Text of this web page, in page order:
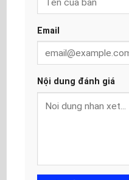
Email
Nội dung đánh giá